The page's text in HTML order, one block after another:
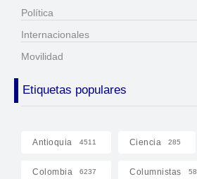
Política
Internacionales
Movilidad
Etiquetas populares
Antioquia 4511 Ciencia 285
Colombia 6237 Columnistas 58